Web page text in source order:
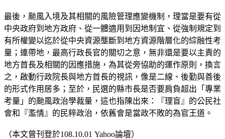
最後，颱風入境及其相關的風險管理應變機制，理當是要有從
中央政府到地方政府、從一體適用到因地制宜、從強制規定到
有所權變以迄於從中央資源壟斷到地方資源階層化的綜融性考
量；連帶地，最高行政長官的關切之意，無非還是要以主責的
地方首長及相關的因應措施，為其從旁協助的運作原則，換言
之，啟動行政院長與地方首長的視訊，像是二線、後勤與善後
的形式作用居多；至於，民選的縣市長是否要肩負超出「專業
考量」的颱風政治學裁量，這也指陳出來：『理盲』的公民社
會和『濫情』的民粹政治，依舊會是當政不敗的為官王道。
（本文曾刊登於108.10.01 Yahoo論壇）